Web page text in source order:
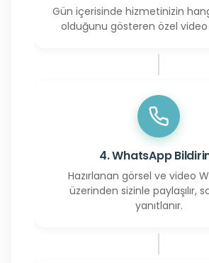
Gün içerisinde hizmetinizin
olduğunu gösteren özel video
4. WhatsApp
Hazırlanan görsel ve video
üzerinden sizinle paylaşılır,
yanıtlanır.